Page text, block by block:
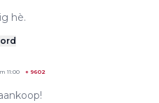
hè.
11:00 + 9602